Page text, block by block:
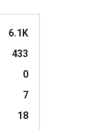
6.1K
433
0
7
18